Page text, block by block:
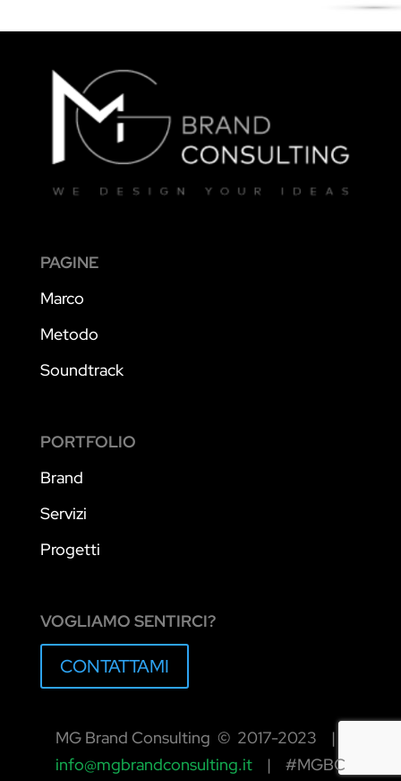
PAGINE
Marco
Metodo
Soundtrack
PORTFOLIO
Brand
Servizi
Progetti
VOGLIAMO SENTIRCI?
CONTATTAMI
MG Brand Consulting © 2017-2023 |
info@mgbrandconsulting.it | #MGBC